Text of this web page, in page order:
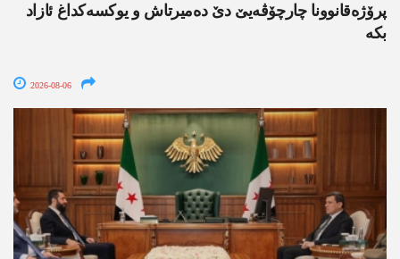
پرۆژەقانوونا چارچۆڤەیێ دێ دەمیرتاش و یوکسەکداغ ئازاد
بکە
2026-08-06